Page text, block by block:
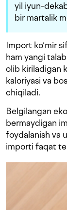
yil iyun-
bir martalik
Import ko‘mir
ham yangi
olib kiriladigan
kaloriyasi va
chiqiladi.
Belgilangan
bermaydigan
foydalanish va
importi faqat